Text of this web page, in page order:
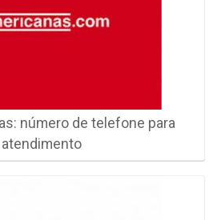
número de telefone para
atendimento